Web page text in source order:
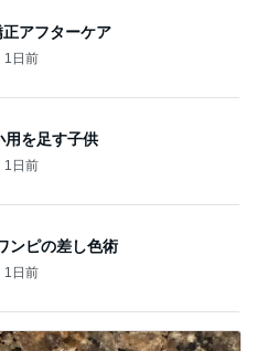
アフターケア
1日前
用を足す子供
1日前
ンピの差し色術
1日前